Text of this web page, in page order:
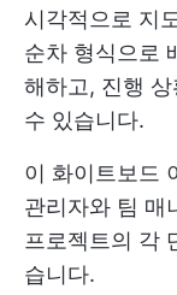
시각적으로 지
순차 형식으로
해하고, 진행
수 있습니다.
이 화이트보드
관리자와 팀 매
프로젝트의 각
습니다.